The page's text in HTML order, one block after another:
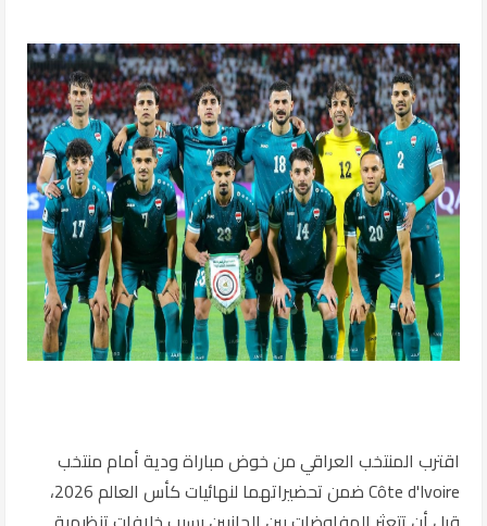
اقترب المنتخب العراقي من خوض مباراة ودية أمام منتخب
Côte d'Ivoire
ضمن تحضيراتهما لنهائيات كأس العالم 2026،